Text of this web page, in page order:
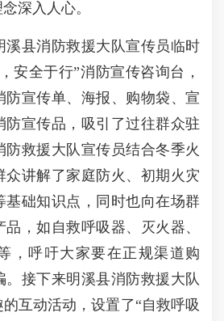
深入人心。
县消防救援大队宣传员临时
安全于行”消防宣传咨询台，
防宣传单、海报、购物袋、宣
防宣传品，吸引了过往群众驻
防救援大队宣传员结合冬季火
众讲解了家庭防火、初期火灾
基础知识点，同时也向在场群
，如自救呼吸器、灭火器、
，呼吁大家要在正规渠道购
。接下来明溪县消防救援大队
互动活动，设置了“自救呼吸